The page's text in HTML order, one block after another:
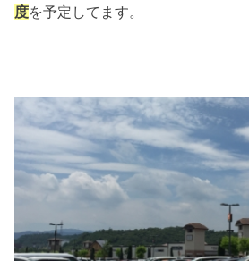
度を予定してます。